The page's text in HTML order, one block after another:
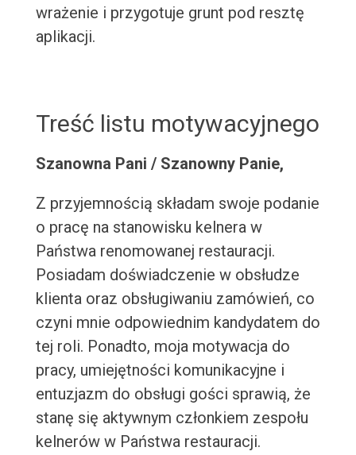
wrażenie i przygotuje grunt pod resztę
aplikacji.
Treść listu motywacyjnego
Szanowna Pani / Szanowny Panie,
Z przyjemnością składam swoje podanie
o pracę na stanowisku kelnera w
Państwa renomowanej restauracji.
Posiadam doświadczenie w obsłudze
klienta oraz obsługiwaniu zamówień, co
czyni mnie odpowiednim kandydatem do
tej roli. Ponadto, moja motywacja do
pracy, umiejętności komunikacyjne i
entuzjazm do obsługi gości sprawią, że
stanę się aktywnym członkiem zespołu
kelnerów w Państwa restauracji.